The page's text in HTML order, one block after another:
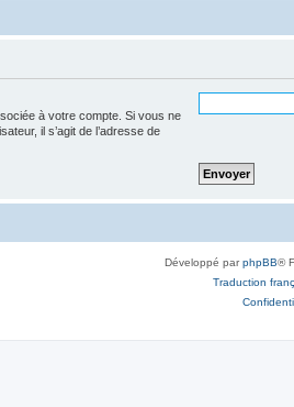
à votre compte. Si vous ne
il s’agit de l’adresse de
Développé parphpBB®
Traduction